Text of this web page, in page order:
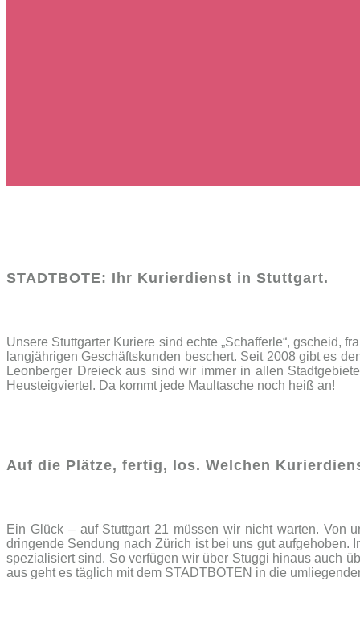
STADTBOTE: Ihr Kurierdienst in Stuttgart.
Unsere Stuttgarter Kuriere sind echte „Schafferle“, gscheid,
langjährigen Geschäftskunden beschert. Seit 2008 gibt es
Leonberger Dreieck aus sind wir immer in allen
Heusteigviertel. Da kommt jede Maultasche noch heiß an!
Auf die Plätze, fertig, los. Welchen
Ein Glück – auf Stuttgart 21 müssen wir nicht warten. Von
dringende Sendung nach Zürich ist bei uns gut aufgehoben.
spezialisiert sind. So verfügen wir über Stuggi hinaus auch
aus geht es täglich mit dem STADTBOTEN in die